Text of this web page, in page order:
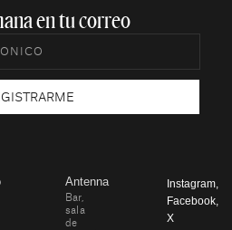
en tu correo​
Antenna
Bar,
sala
de
Instagram,
Facebook,
X